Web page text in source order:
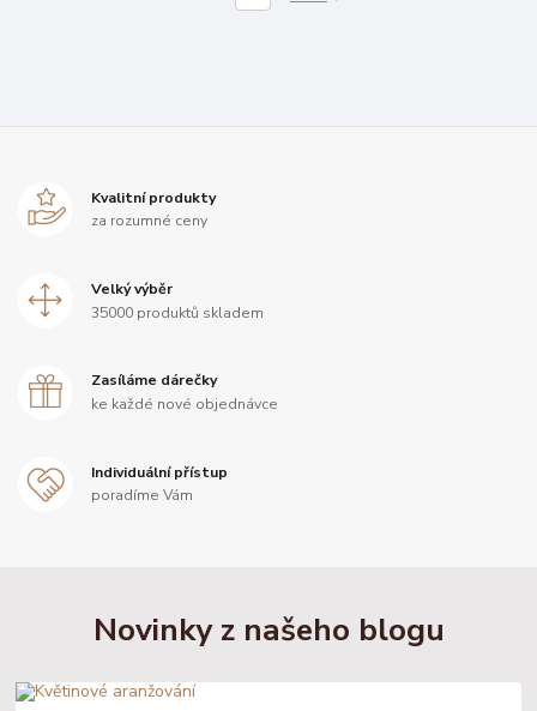
Kvalitní produkty
za rozumné ceny
Velký výběr
35000 produktů skladem
Zasíláme dárečky
ke každé nové objednávce
Individuální přístup
poradíme Vám
Novinky z našeho blogu